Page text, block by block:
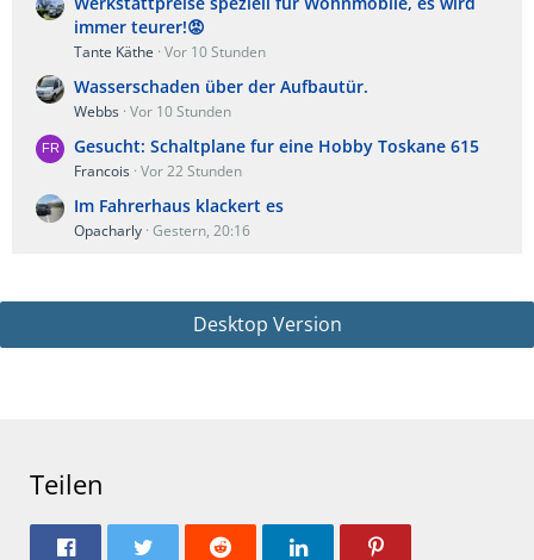
immer teurer!😡
Tante Käthe Vor 10 Stunden
Wasserschaden über der Aufbautür.
Webbs Vor 10 Stunden
Gesucht: Schaltplane fur eine Hobby Toskane 615
Francois Vor 22 Stunden
Im Fahrerhaus klackert es
Opacharly Gestern, 20:16
Desktop Version
Teilen